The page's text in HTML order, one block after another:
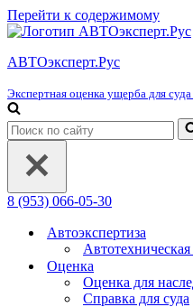
Перейти к содержимому
АВТОэксперт.Рус
Экспертная оценка ущерба для
Искать...
8 (953) 066-05-30
Автоэкспертиза
Оценка
Оценка для
Справка для суда